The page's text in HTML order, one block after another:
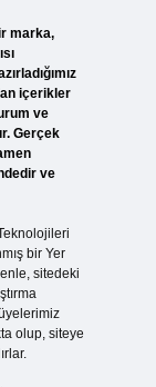
marka,
içerikler
ve
Gerçek
ve
bir Yer
sitedeki
olup, siteye